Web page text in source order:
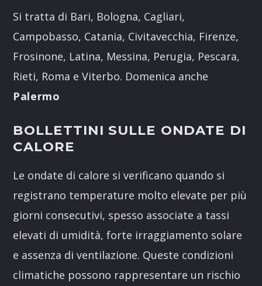
Si tratta di Bari, Bologna, Cagliari,
Campobasso, Catania, Civitavecchia, Firenze,
Frosinone, Latina, Messina, Perugia, Pescara,
Rieti, Roma e Viterbo. Domenica anche
Palermo
BOLLETTINI SULLE ONDATE DI
CALORE
Le ondate di calore si verificano quando si
registrano temperature molto elevate per più
giorni consecutivi, spesso associate a tassi
elevati di umidità, forte irraggiamento solare
e assenza di ventilazione. Queste condizioni
climatiche possono rappresentare un rischio